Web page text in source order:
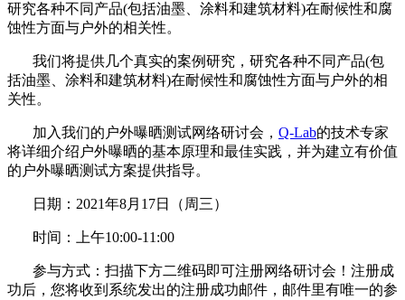
研究各种不同产品(包括油墨、涂料和建筑材料)在耐候性和腐
蚀性方面与户外的相关性。
我们将提供几个真实的案例研究，研究各种不同产品(包
括油墨、涂料和建筑材料)在耐候性和腐蚀性方面与户外的相
关性。
加入我们的户外曝晒测试网络研讨会， Q-Lab的技术专家
将详细介绍户外曝晒的基本原理和最佳实践，并为建立有价值
的户外曝晒测试方案提供指导。
日期：2021年8月17日（周三）
时间：上午10:00-11:00
参与方式：扫描下方二维码即可注册网络研讨会！注册成
功后，您将收到系统发出的注册成功邮件，邮件里有唯一的参